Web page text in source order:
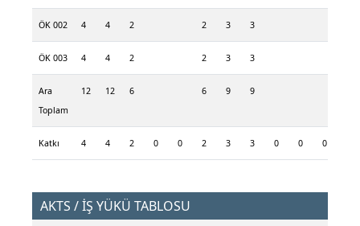
ÖK 002 4 4 2 2 3 3
ÖK 003 4 4 2 2 3 3
Ara
Toplam
12 12 6 6 9 9
Katkı 4 4 2 0 0 2 3 3 0 0 0
AKTS / İŞ YÜKÜ TABLOSU